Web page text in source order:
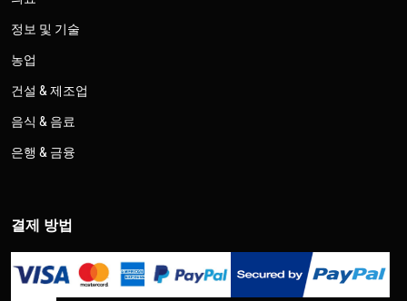
정보 및 기술
농업
건설 & 제조업
음식 & 음료
은행 & 금융
결제 방법